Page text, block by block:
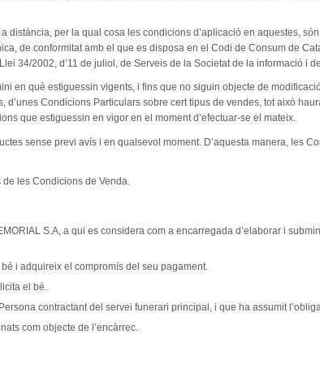
per la qual cosa les condicions d’aplicació en aquestes,
de conformitat amb el que es disposa en el Codi de Consum de
34/2002, d’11 de juliol, de Serveis de la Societat de la informació i
en què estiguessin vigents, i fins que no siguin objecte de
Condicions Particulars sobre cert tipus de vendes, tot això
que estiguessin en vigor en el moment d’efectuar-se el mateix.
sense previ avís i en qualsevol moment. D’aquesta manera, les
les Condicions de Venda.
S.A, a qui es considera com a encarregada d’elaborar i
i adquireix el compromís del seu pagament.
el bé.
contractant del servei funerari principal, i que ha assumit
com objecte de l’encàrrec.